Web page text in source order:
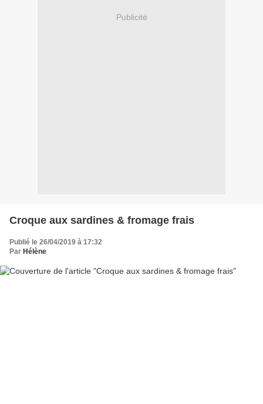
Publicité
Croque aux sardines & fromage frais
Publié le 26/04/2019 à 17:32
Par Hélène